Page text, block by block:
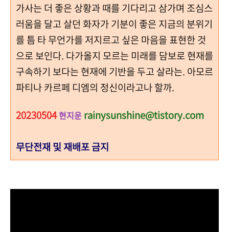
가사는 더 좋은 상황과 때를 기다리고 삼가며 조심스
러움을 달고 살던 화자가 기분이 좋은 지금의 분위기
를 틈 타 무언가를 저지르고 싶은 마음을 표현한 것
으로 보인다. 다가올지 모르는 미래를 담보로 현재를
구속하기 보다는 현재에 기반을 두고 살라는. 아모르
파티나 카르페 디엠의 정신이라고나 할까.
20230504현지운 rainysunshine@tistory.com
무단전재 및 재배포 금지